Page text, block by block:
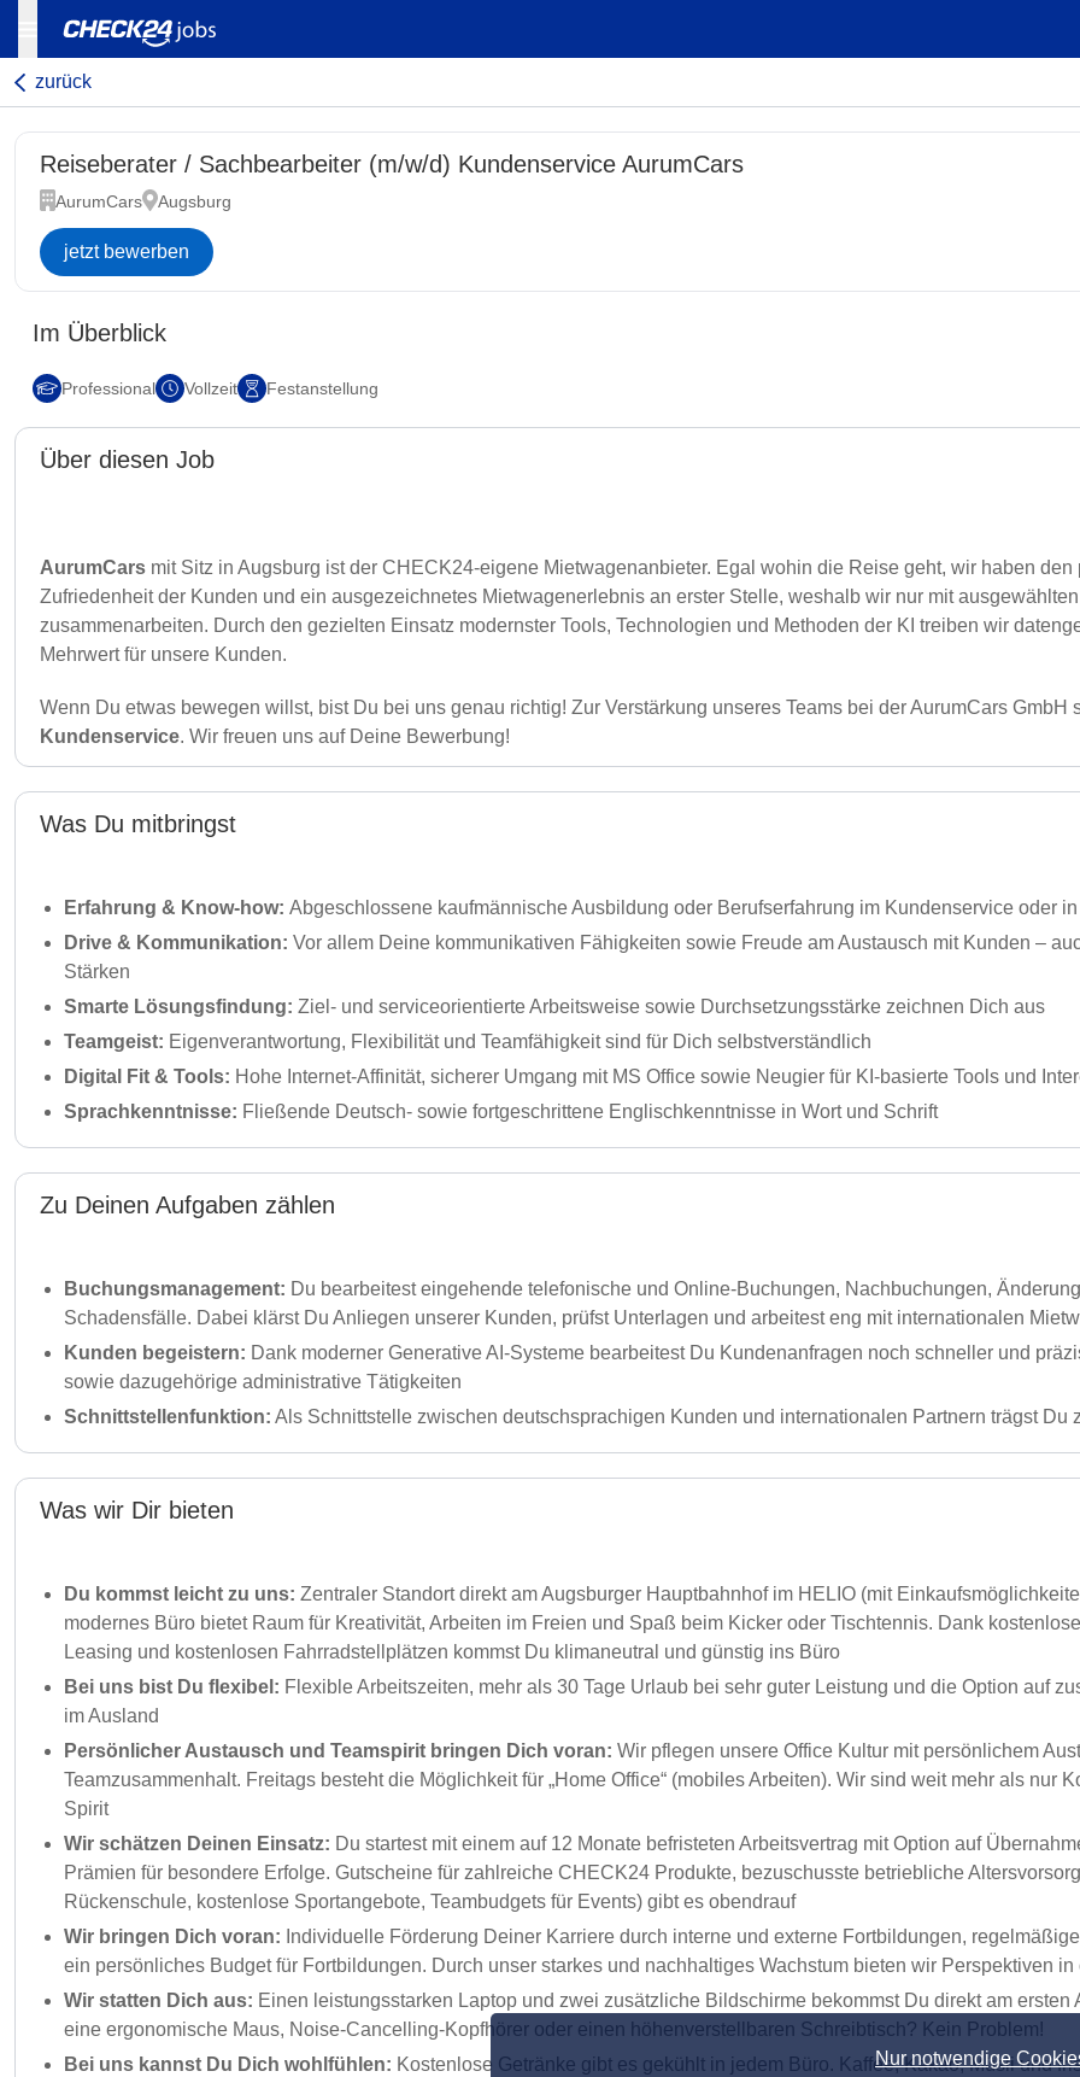
Nur notwendige
zurück
Reiseberater / Sachbearbeiter (m/w/d) Kundenservice AurumCars
AurumCars Augsburg
jetzt bewerben
Im Überblick
Professional Vollzeit Festanstellung
Über diesen Job
AurumCars mit Sitz in Augsburg ist der CHECK24-eigene Mietwagenanbieter. Egal wohin die Reise geht, wir haben
Zufriedenheit der Kunden und ein ausgezeichnetes Mietwagenerlebnis an erster Stelle, weshalb wir nur mit
zusammenarbeiten. Durch den gezielten Einsatz modernster Tools, Technologien und Methoden der KI treiben wir
Mehrwert für unsere Kunden.
Wenn Du etwas bewegen willst, bist Du bei uns genau richtig! Zur Verstärkung unseres Teams bei der AurumCars
Kundenservice. Wir freuen uns auf Deine Bewerbung!
Was Du mitbringst
Erfahrung & Know-how: Abgeschlossene kaufmännische Ausbildung oder Berufserfahrung im Kundenservice oder
Drive & Kommunikation: Vor allem Deine kommunikativen Fähigkeiten sowie Freude am Austausch mit Kunden –
Stärken
Smarte Lösungsfindung: Ziel- und serviceorientierte Arbeitsweise sowie Durchsetzungsstärke zeichnen Dich aus
Teamgeist: Eigenverantwortung, Flexibilität und Teamfähigkeit sind für Dich selbstverständlich
Digital Fit & Tools: Hohe Internet-Affinität, sicherer Umgang mit MS Office sowie Neugier für KI-basierte Tools und
Sprachkenntnisse: Fließende Deutsch- sowie fortgeschrittene Englischkenntnisse in Wort und Schrift
Zu Deinen Aufgaben zählen
Buchungsmanagement: Du bearbeitest eingehende telefonische und Online-Buchungen, Nachbuchungen,
Schadensfälle. Dabei klärst Du Anliegen unserer Kunden, prüfst Unterlagen und arbeitest eng mit internationalen
Kunden begeistern: Dank moderner Generative AI-Systeme bearbeitest Du Kundenanfragen noch schneller und
sowie dazugehörige administrative Tätigkeiten
Schnittstellenfunktion: Als Schnittstelle zwischen deutschsprachigen Kunden und internationalen Partnern trägst Du
Was wir Dir bieten
Du kommst leicht zu uns: Zentraler Standort direkt am Augsburger Hauptbahnhof im HELIO (mit
modernes Büro bietet Raum für Kreativität, Arbeiten im Freien und Spaß beim Kicker oder Tischtennis. Dank
Leasing und kostenlosen Fahrradstellplätzen kommst Du klimaneutral und günstig ins Büro
Bei uns bist Du flexibel: Flexible Arbeitszeiten, mehr als 30 Tage Urlaub bei sehr guter Leistung und die Option auf
im Ausland
Persönlicher Austausch und Teamspirit bringen Dich voran: Wir pflegen unsere Office Kultur mit persönlichem
Teamzusammenhalt. Freitags besteht die Möglichkeit für „Home Office“ (mobiles Arbeiten). Wir sind weit mehr als
Spirit
Wir schätzen Deinen Einsatz: Du startest mit einem auf 12 Monate befristeten Arbeitsvertrag mit Option auf
Prämien für besondere Erfolge. Gutscheine für zahlreiche CHECK24 Produkte, bezuschusste betriebliche
Rückenschule, kostenlose Sportangebote, Teambudgets für Events) gibt es obendrauf
Wir bringen Dich voran: Individuelle Förderung Deiner Karriere durch interne und externe Fortbildungen,
ein persönliches Budget für Fortbildungen. Durch unser starkes und nachhaltiges Wachstum bieten wir Perspektiven
Wir statten Dich aus: Einen leistungsstarken Laptop und zwei zusätzliche Bildschirme bekommst Du direkt am
eine ergonomische Maus, Noise-Cancelling-Kopfhörer oder einen höhenverstellbaren Schreibtisch? Kein Problem!
Bei uns kannst Du Dich wohlfühlen: Kostenlose Getränke gibt es gekühlt in jedem Büro. Kaffee, Kakao, Müsli und